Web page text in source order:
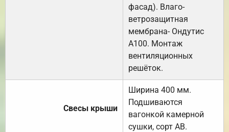
фасад). Влаго-
ветрозащитная
мембрана- Ондутис
А100. Монтаж
вентиляционных
решёток.
Свесы крыши
Ширина 400 мм.
Подшиваются
вагонкой камерной
сушки, сорт АВ.